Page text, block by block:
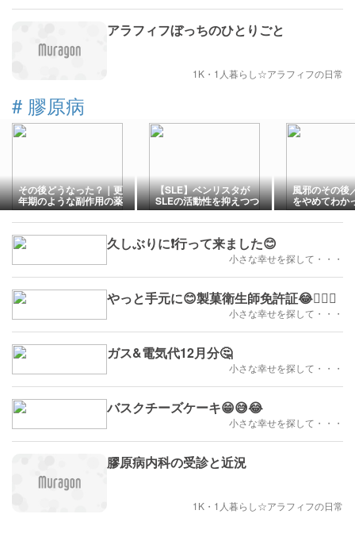
アラフィフぼっちのひとりごと
1K・1人暮らし☆アラフィフの日常
# 膠原病
その後どうなった？｜更
年期のような副作用の薬
｜急に濃くなった両頬の
シミ
【SLE】ベンリスタが
SLEの活動性を抑えつつ
ステロイドを減らせると
いう研究結果
風邪のその後
をやめてわか
久しぶりに❗行って来ました😊
小さな幸せを探して・・・
やっと手元に😊製菓衛生師免許証😂😮‍💨㊗️
小さな幸せを探して・・・
ガス&電気代12月分🤔
小さな幸せを探して・・・
バスクチーズケーキ😁😅😂
小さな幸せを探して・・・
膠原病内科の受診と近況
1K・1人暮らし☆アラフィフの日常